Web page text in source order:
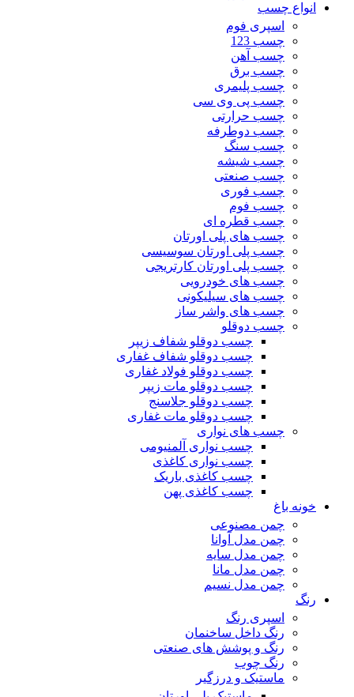
انواع چسب
اسپری فوم
چسب 123
چسب آهن
چسب برق
چسب پلیمری
چسب پی وی سی
چسب حرارتی
چسب دوطرفه
چسب سنگ
چسب شیشه
چسب صنعتی
چسب فوری
چسب فوم
چسب قطره ای
چسب های پلی اورتان
چسب پلی اورتان سوسیسی
چسب پلی اورتان کارتریجی
چسب های خودرویی
چسب های سیلیکونی
چسب های واشر ساز
چسب دوقلو
چسب دوقلو شفاف زیپر
چسب دوقلو شفاف غفاری
چسب دوقلو فولاد غفاری
چسب دوقلو مات زیپر
چسب دوقلو جلاسنج
چسب دوقلو مات غفاری
چسب های نواری
چسب نواری آلمنیومی
چسب نواری کاغذی
چسب کاغذی باریک
چسب کاغذی پهن
خونه باغ
چمن مصنوعی
چمن مدل آوانا
چمن مدل سایه
چمن مدل مانا
چمن مدل نسیم
رنگ
اسپری رنگ
رنگ داخل ساخنمان
رنگ و پوشش های صنعتی
رنگ چوب
ماستیک و درزگیر